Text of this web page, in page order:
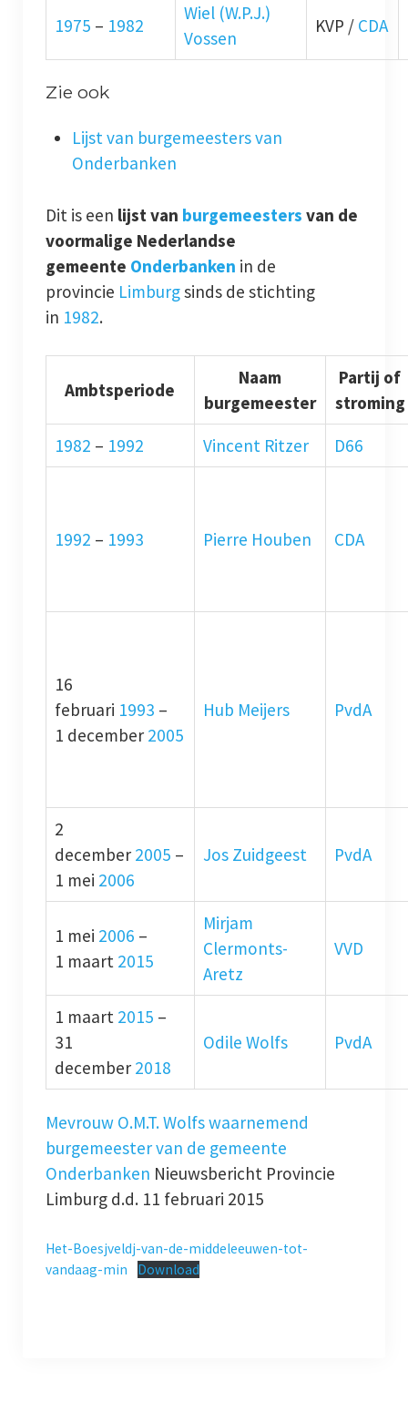
1975 – 1982
Wiel (W.P.J.)
Vossen
KVP / CDA
Zie ook
Lijst van burgemeesters van
Onderbanken
Dit is een lijst van burgemeesters van de
voormalige Nederlandse
gemeente Onderbanken in de
provincie Limburgsinds de stichting
in 1982.
Ambtsperiode
Naam
burgemeester
Partij of
stroming
1982 – 1992 Vincent Ritzer D66
1992 – 1993 Pierre Houben CDA
16
februari 1993 –
1 december 2005
Hub Meijers PvdA
2
december 2005 –
1 mei 2006
Jos Zuidgeest PvdA
1 mei 2006 –
1 maart 2015
Mirjam
Clermonts-
Aretz
VVD
1 maart 2015 –
31
december 2018
Odile Wolfs PvdA
Mevrouw O.M.T. Wolfs waarnemend
burgemeester van de gemeente
Onderbanken Nieuwsbericht Provincie
Limburg d.d. 11 februari 2015
Het-Boesjveldj-van-de-middeleeuwen-tot-
vandaag-min
Download